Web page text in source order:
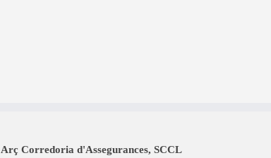
Arç Corredoria d'Assegurances, SCCL